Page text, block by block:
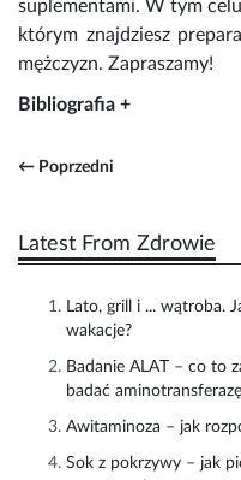
suplementami. W tym
którym znajdziesz
mężczyzn. Zapraszamy!
Bibliografia +
← Poprzedni
Latest From Zdrowie
Lato, grill i ... wątroba.
wakacje?
Badanie ALAT – co to
badać
Awitaminoza – jak
Sok z pokrzywy – jak